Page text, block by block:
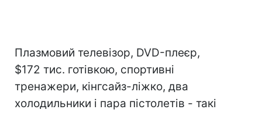
Плазмовий телевізор, DVD-плеєр,
$172 тис. готівкою, спортивні
тренажери, кінгсайз-ліжко, два
холодильники і пара пістолетів - такі